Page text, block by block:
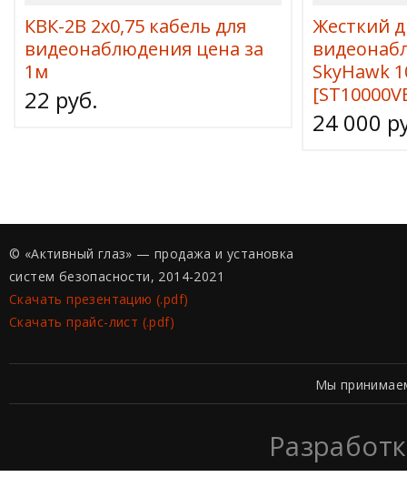
КВК-2В 2х0,75 кабель для
видеонаблюдения цена за
1м
22 руб.
Жесткий
SkyHawk
24 000
© «Активный глаз» — продажа и установка
систем безопасности, 2014-2021
Скачать презентацию (.pdf)
Скачать прайс-лист (.pdf)
Мы